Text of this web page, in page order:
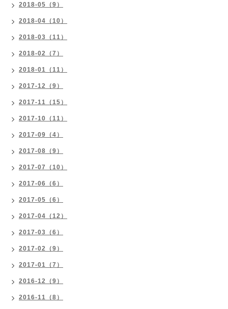
2018-05（9）
2018-04（10）
2018-03（11）
2018-02（7）
2018-01（11）
2017-12（9）
2017-11（15）
2017-10（11）
2017-09（4）
2017-08（9）
2017-07（10）
2017-06（6）
2017-05（6）
2017-04（12）
2017-03（6）
2017-02（9）
2017-01（7）
2016-12（9）
2016-11（8）